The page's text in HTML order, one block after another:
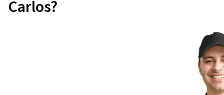
Carlos?